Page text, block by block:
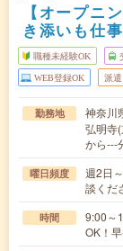
【オープニ
き添いも仕
職種未経験OK
WEB登録OK 派遣
勤務地 神奈川
弘明寺
から---
曜日頻度
週2日
談くだ
時間
9:00～
OK！